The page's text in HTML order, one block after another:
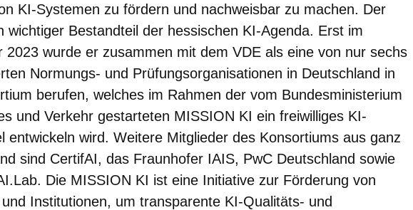
KI-Systemen zu fördern und nachweisbar zu machen. Der
wichtiger Bestandteil der hessischen KI-Agenda. Erst im
2023 wurde er zusammen mit dem VDE als eine von nur sechs
Normungs- und Prüfungsorganisationen in Deutschland in
berufen, welches im Rahmen der vom Bundesministerium
und Verkehr gestarteten MISSION KI ein freiwilliges KI-
entwickeln wird. Weitere Mitglieder des Konsortiums aus ganz
sind CertifAI, das Fraunhofer IAIS, PwC Deutschland sowie
Die MISSION KI ist eine Initiative zur Förderung von
Institutionen, um transparente KI-Qualitäts- und